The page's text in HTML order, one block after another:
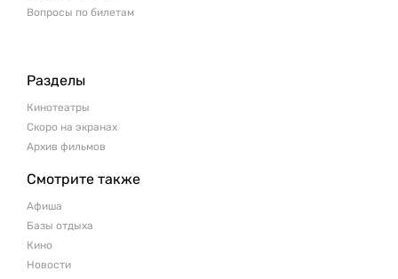
Вопросы по билетам
Разделы
Кинотеатры
Скоро на экранах
Архив фильмов
Смотрите также
Афиша
Базы отдыха
Кино
Новости